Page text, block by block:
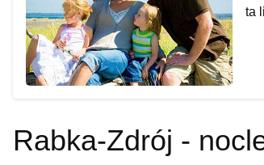
ta
Rabka-Zdrój -